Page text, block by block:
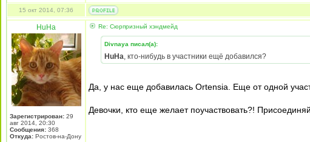
15 окт 2014, 07:36
HuHa
Зарегистрирован: 29
авг 2014, 20:30
Сообщения: 368
Откуда: Ростов-на-Дону
Re: Сюрпризный хэндмейд
Divnaya писал(а):
HuHa, кто-нибудь в участники ещё добавился?
Да, у нас еще добавилась Ortensia. Еще от одной
Девочки, кто еще желает поучаствовать?!